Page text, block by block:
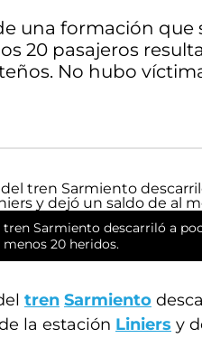
una formación que
20 pasajeros
No hubo
Sarmiento descarriló a
20 heridos.
tren Sarmiento
la estación Liniers y